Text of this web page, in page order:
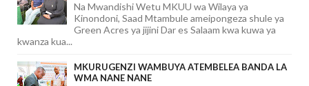
Na Mwandishi Wetu MKUU wa Wilaya ya
Kinondoni, Saad Mtambule ameipongeza shule ya
Green Acres ya jijini Dar es Salaam kwa kuwa ya
kwanza kua...
MKURUGENZI WAMBUYA ATEMBELEA BANDA LA
WMA NANE NANE